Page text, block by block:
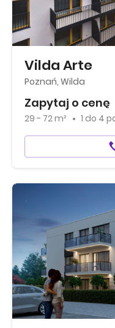
Vilda Arte
Poznań, Wilda
Zapytaj o cenę
29 - 72 m² 1 do 4